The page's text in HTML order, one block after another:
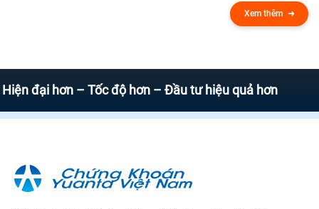
Xem thêm
hơn – Tốc độ hơn – Đầu tư hiệu quả hơn